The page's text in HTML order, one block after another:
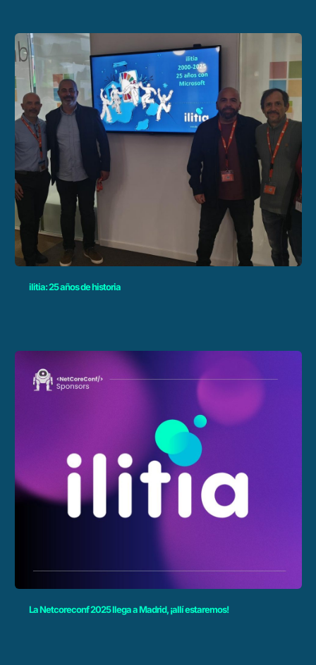
ilitia: 25 años de historia
La Netcoreconf 2025 llega a Madrid, ¡allí estaremos!